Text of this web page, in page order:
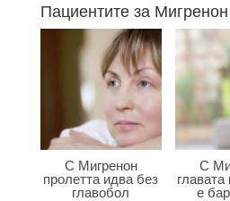
Пациентите за Мигренон
С Мигренон
пролетта идва без
главобол
С
е